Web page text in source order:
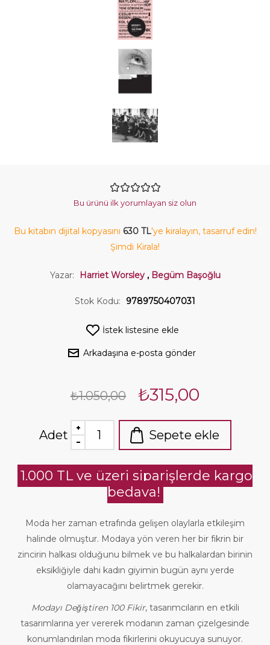
Bu ürünü ilk yorumlayan siz olun
Bu kitabın dijital kopyasını 630 TL'ye kiralayın, tasarruf edin!
Şimdi Kirala!
Yazar: Harriet Worsley , Begüm Başoğlu
Stok Kodu: 9789750407031
İstek listesine ekle
Arkadaşına e-posta gönder
₺1.050,00 ₺315,00
Adet Sepete ekle
1.000 TL ve üzeri siparişlerde kargo
bedava!
Moda her zaman etrafında gelişen olaylarla etkileşim
halinde olmuştur. Modaya yön veren her bir fikrin bir
zincirin halkası olduğunu bilmek ve bu halkalardan birinin
eksikliğiyle dahi kadın giyimin bugün aynı yerde
olamayacağını belirtmek gerekir.
Modayı Değiştiren 100 Fikir, tasarımcıların en etkili
tasarımlarına yer vererek modanın zaman çizelgesinde
konumlandırılan moda fikirlerini okuyucuya sunuyor.